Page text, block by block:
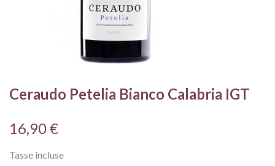
Ceraudo Petelia Bianco Calabria IGT
16,90 €
Tasse incluse